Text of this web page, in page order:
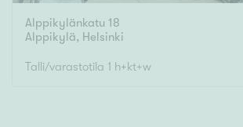
Maalämpö
Oma ranta
Oma sauna
Alppikylänkatu 18
Alppikylä, Helsinki
Talli/varastotila 1 h+kt+w